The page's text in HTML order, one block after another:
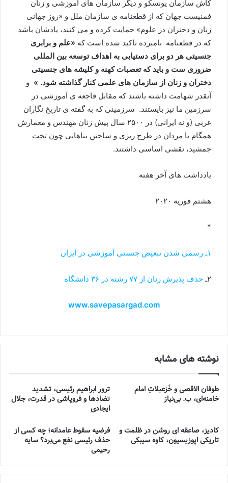
کاش سازمان یونسکو و دیگر سازمان های آموزشی و زنان
فمنیست جهان که از قطعنامه ی سازمان ملل و «روز جهانی
زنان و دختران در علوم» حمایت کرده و می کنند، یادشان باشد
که در قطعنامه نامبرده تاکید شده است که «علم و برابری
جنسیتی هر دو برای دستیابی به اهداف توسعه بین المللی
ضروری ست و باید که تعصبات کهنه و کلیشه های جنسیتی
دختران و زنان از سازمان های علمی کنار گذاشته شود. » و
آنقدر شهامت داشته باشند که مقابل فاجعه ی آموزشی در
سرزمین ما نیز بایستند. سرزمینی که به گفته ی تاریخ نگاران
غربی (و نه ایرانی) در ۲۵۰۰ سال پیش زنان مهندس و معمارش
همگام با مردان در طرح ریزی و ساختن بناهایی چون تخت
جمشید، نقشی اساسی داشتند.
یادداشت های آخر هفته
هشتم فوریه ۲۰۲۰
*
۱ـ رسمی شدن تبعیض جنستی آموزشی در ایران
۲ـ حذف پذیرش زنان از ۷۷ رشته در ۳۶ دانشگاه
www.savepasargad.com
نوشته های مشابه
طوفان الاقصی و خُزعبلاتِ امام
خامنه‌ای، ب. بی‌نیاز
ترور ابراهیم رئیسی، تشدید
تضادها و فروپاشی در قدرت، جلال
ایجادی
کادیز، صاعقه ای روشن در ظلمت و
تاریکی اپوزیسیون، کاوه سیبکی
فرضیه سقوط عامدانه؛ چه کسی از
حذف رئیسی نفع می‌برد؟ سایه
رحیمی